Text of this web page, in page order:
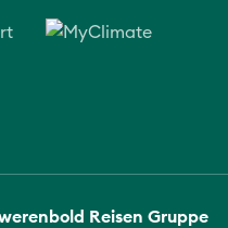
Reisen Gruppe